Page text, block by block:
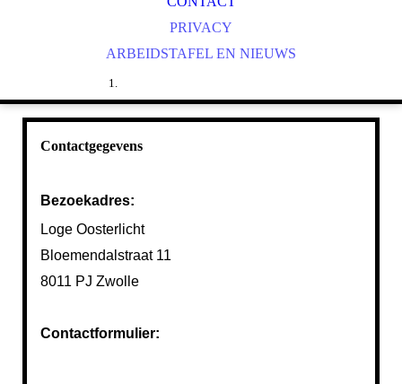
GEHEIM OF GEHEIMZINNIG?
VOOR WIE?
DE OUDE PLICHTEN
VRIJMETSELARIJ VOOR MANNEN EN VROUWEN.
PRIVACY
ARBEIDSTAFEL EN NIEUWS
Contactgegevens
Bezoekadres:
Loge Oosterlicht
Bloemendalstraat 11
8011 PJ Zwolle
Contactformulier: